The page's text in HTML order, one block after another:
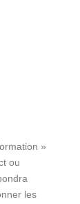
»
ou
les